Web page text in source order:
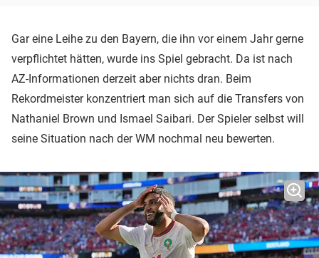
Gar eine Leihe zu den Bayern, die ihn vor einem Jahr gerne
verpflichtet hätten, wurde ins Spiel gebracht. Da ist nach
AZ-Informationen derzeit aber nichts dran. Beim
Rekordmeister konzentriert man sich auf die Transfers von
Nathaniel Brown und Ismael Saibari. Der Spieler selbst will
seine Situation nach der WM nochmal neu bewerten.